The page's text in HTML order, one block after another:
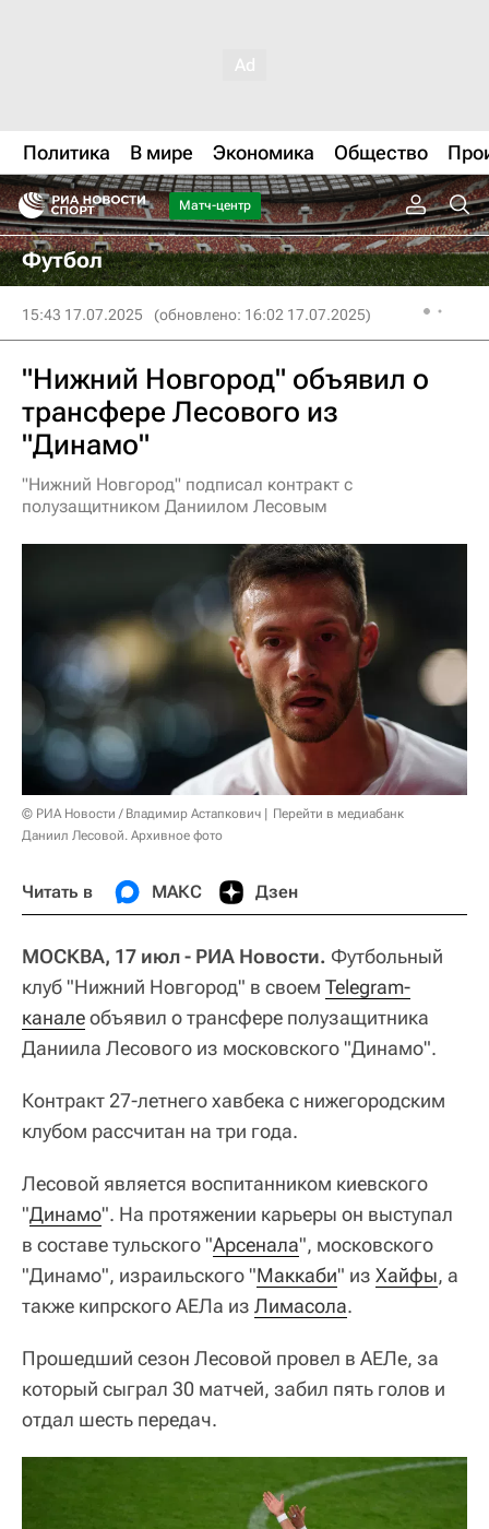
Политика В мире Экономика Общество
Матч-центр
Футбол
15:43 17.07.2025 (обновлено: 16:02 17.07.2025)
"Нижний Новгород" объявил о
трансфере Лесового из
"Динамо"
"Нижний Новгород" подписал контракт с
полузащитником Даниилом Лесовым
© РИА Новости / Владимир Астапкович
Перейти в медиабанк
Даниил Лесовой. Архивное фото
Читать в МАКС Дзен
МОСКВА, 17 июл - РИА Новости. Футбольный
клуб "Нижний Новгород" в своем Telegram-
каналеобъявил о трансфере полузащитника
Даниила Лесового из московского "Динамо".
Контракт 27-летнего хавбека с нижегородским
клубом рассчитан на три года.
Лесовой является воспитанником киевского
"Динамо". На протяжении карьеры он выступал
в составе тульского "Арсенала", московского
"Динамо", израильского "Маккаби" из Хайфы, а
также кипрского АЕЛа из Лимасола.
Прошедший сезон Лесовой провел в АЕЛе, за
который сыграл 30 матчей, забил пять голов и
отдал шесть передач.